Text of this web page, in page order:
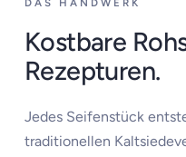
Kostbare
Rezepturen.
Jedes Seifenstück
traditionellen